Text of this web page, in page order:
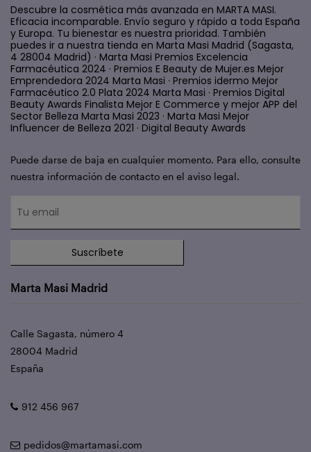
Descubre la cosmética más avanzada en MARTA MASI.
Eficacia incomparable. Envío seguro y rápido a toda España
y Europa. Tu bienestar es nuestra prioridad. También
puedes ir a nuestra tienda en Marta Masi Madrid (Sagasta,
4 28004 Madrid) · Marta Masi Premios Excelencia
Farmacéutica 2024 · Premios E Beauty de Mujer.es Mejor
Emprendedora 2024 Marta Masi · Premios idermo Mejor
Farmacéutico 2.0 Plata 2024 Marta Masi · Premios Digital
Beauty Awards Finalista Mejor E Commerce y mejor APP del
Sector Belleza Marta Masi 2023 · Marta Masi Mejor
Influencer de Belleza 2021 · Digital Beauty Awards
Puede darse de baja en cualquier momento. Para ello, consulte
nuestra información de contacto en el aviso legal.
Suscríbete
Marta Masi Madrid
Calle Sagasta, número 4
28004 Madrid
España
912 456 967
pedidos@martamasi.com